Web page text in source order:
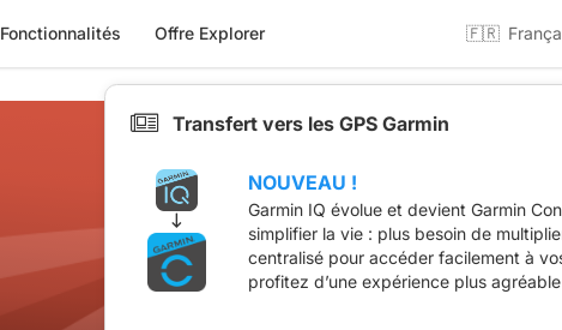
Fonctionnalités Offre Explorer 🇫🇷
Transfert vers les GPS Garmin
NOUVEAU !
Garmin IQ évolue et devient Garmin
simplifier la vie : plus besoin de
centralisé pour accéder facilement à
profitez d’une expérience plus